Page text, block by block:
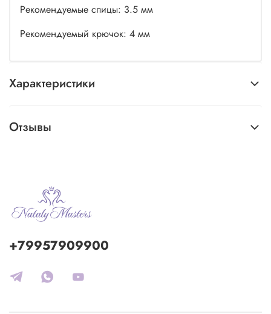
Рекомендуемые спицы: 3.5 мм
Рекомендуемый крючок: 4 мм
Характеристики
Отзывы
+79957909900